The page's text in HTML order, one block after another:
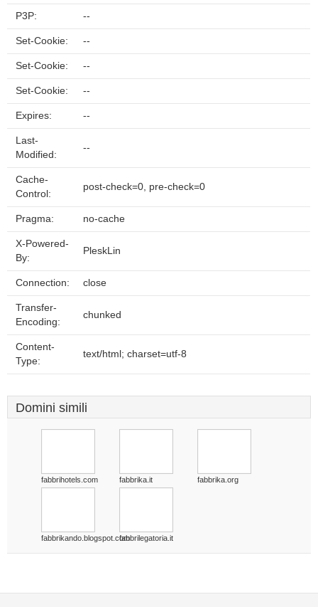
P3P: --
Set-Cookie: --
Set-Cookie: --
Set-Cookie: --
Expires: --
Last-
Modified:
--
Cache-
Control:
post-check=0, pre-check=0
Pragma: no-cache
X-Powered-
By:
PleskLin
Connection: close
Transfer-
Encoding:
chunked
Content-
Type:
text/html; charset=utf-8
Domini simili
fabbrihotels.com fabbrika.it fabbrika.org
fabbrikando.blogspot.comfabbrilegatoria.it